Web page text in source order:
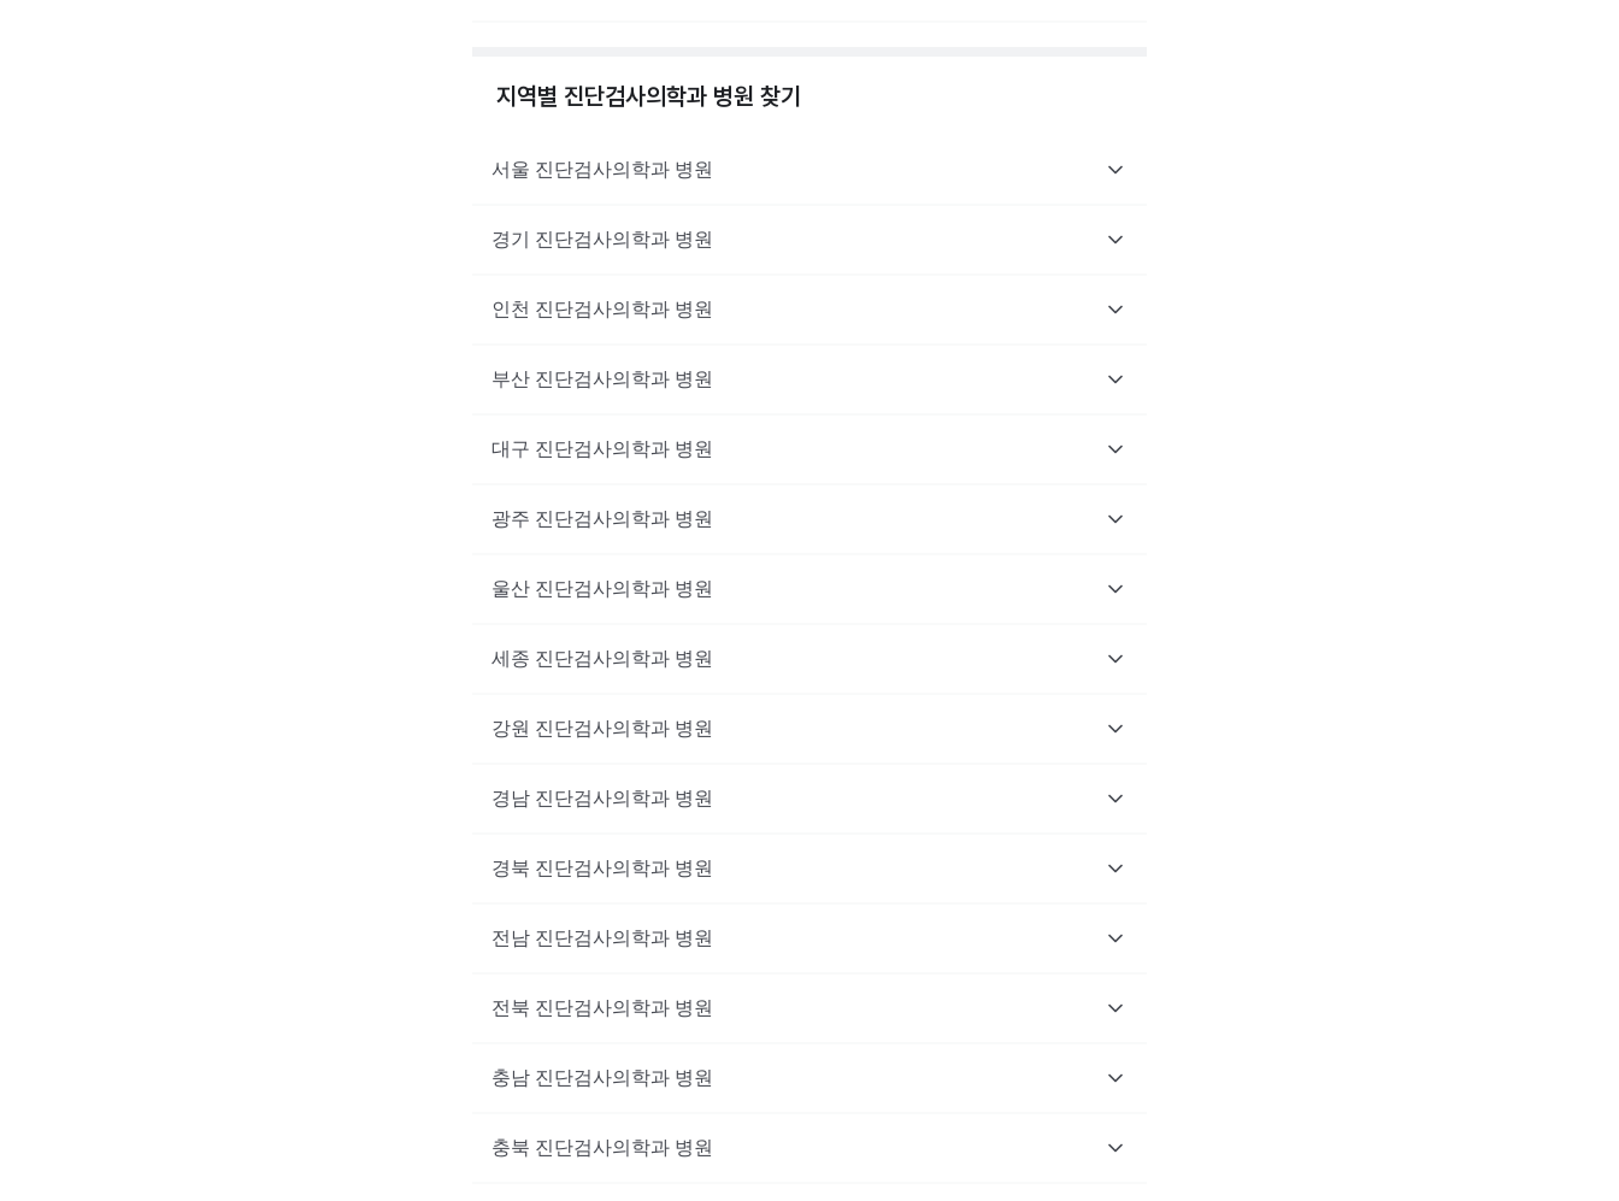
지역별 진단검사의학과 병원 찾기
서울 진단검사의학과 병원
경기 진단검사의학과 병원
인천 진단검사의학과 병원
부산 진단검사의학과 병원
대구 진단검사의학과 병원
광주 진단검사의학과 병원
울산 진단검사의학과 병원
세종 진단검사의학과 병원
강원 진단검사의학과 병원
경남 진단검사의학과 병원
경북 진단검사의학과 병원
전남 진단검사의학과 병원
전북 진단검사의학과 병원
충남 진단검사의학과 병원
충북 진단검사의학과 병원
대기없이 진료를 받고 싶으신가요?